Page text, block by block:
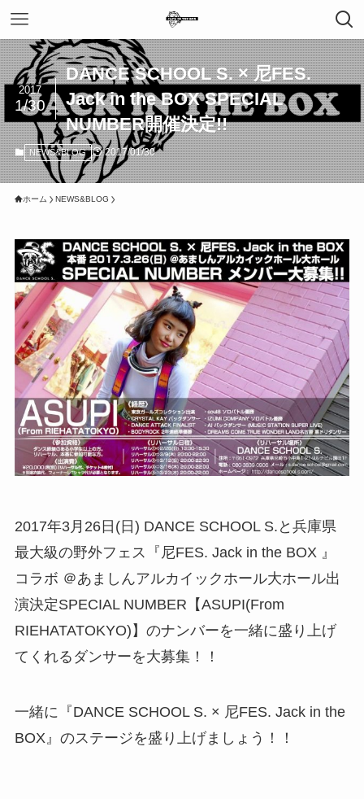
DANCE SCHOOL S. × 尼FES.
Jack in the BOX SPECIAL
NUMBER開催決定!!
2017
1/30
NEWS&BLOG 2017/01/30
ホーム NEWS&BLOG
2017年3月26日(日) DANCE SCHOOL S.と兵庫県
最大級の野外フェス『尼FES. Jack in the BOX 』
コラボ ＠あましんアルカイックホール大ホール出
演決定SPECIAL NUMBER【ASUPI(From
RIEHATATOKYO)】のナンバーを一緒に盛り上げ
てくれるダンサーを大募集！！
一緒に『DANCE SCHOOL S. × 尼FES. Jack in the
BOX』のステージを盛り上げましょう！！